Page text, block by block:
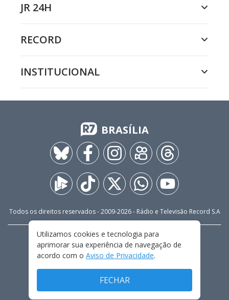
JR 24H
RECORD
INSTITUCIONAL
BRASÍLIA
Todos os direitos reservados - 2009-2026- Rádio e Televisão Record S.A
FALE CONOSCO
PRIVACIDADE
TERMOS E CONDIÇÕES DE USO
Utilizamos cookies e tecnologia para
aprimorar sua experiência de navegação de
acordo com o Aviso de Privacidade.
FECHAR